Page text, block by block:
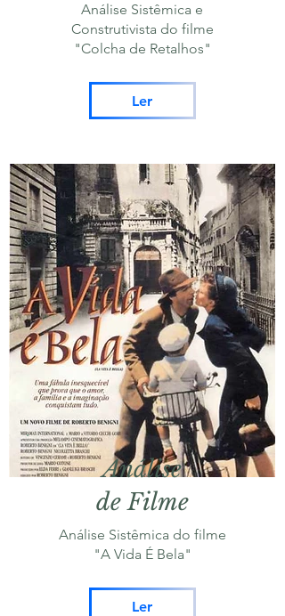
Análise Sistêmica e
Construtivista do filme
"Colcha de Retalhos"
Ler
Análise
de Filme
Análise Sistêmica do filme
"A Vida É Bela"
Ler